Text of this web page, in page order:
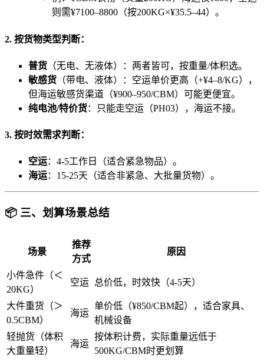
则需¥7100–8800（按200KG×¥35.5–44）。
2. 按货物类型判断：
普货 （无电、无液体）：两者皆可，按重量/体积选。
敏感货 （带电、液体）：空运单价更高（+¥4–8/KG），
但海运敏感货渠道（¥900–950/CBM）可能更便宜。
纯电池/特价货：只能走空运（PH03），海运不接。
3. 按时效需求判断：
空运：4-5工作日（适合紧急物品）。
海运：15-25天（适合非紧急、大批量货物）。
📦 三、划算场景总结
场景
推荐
方式
原因
小件急件（＜
20KG）
空运 总价低，时效快（4-5天）
大件重货（＞
0.5CBM）
海运
单价低（¥850/CBM起），适合家具、
机械设备
轻抛货（体积
大重量轻）
海运
按体积计费，实际重量远低于
500KG/CBM时更划算